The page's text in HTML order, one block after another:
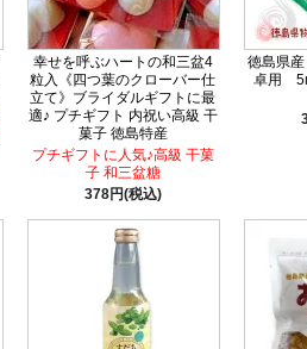
幸せを呼ぶハートの和三盆4
粒入《四つ葉のクローバー仕
立て》ブライダルギフトに最
適♪ プチギフト 内祝い高級 干
菓子 徳島特産
プチギフトに人気♪高級 干菓
子 和三盆糖
378円(税込)
徳島県
卓用